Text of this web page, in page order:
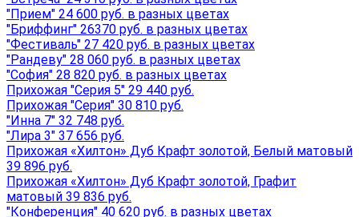
"Прием" 24 600 руб. в разных цветах
"Бриффинг" 26370 руб. в разных цветах
"Фестиваль" 27 420 руб. в разных цветах
"Рандеву" 28 060 руб. в разных цветах
"София" 28 820 руб. в разных цветах
Прихожая "Серия 5" 29 440 руб.
Прихожая "Серия" 30 810 руб.
"Инна 7" 32 748 руб.
"Лира 3" 37 656 руб.
Прихожая «Хилтон» Дуб Крафт золотой, Белый матовый
39 896 руб.
Прихожая «Хилтон» Дуб Крафт золотой, Графит
матовый 39 836 руб.
"Конференция" 40 620 руб. в разных цветах